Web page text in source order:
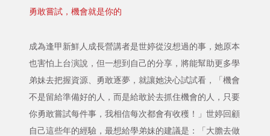
勇敢嘗試，機會就是你的
成為逢甲新鮮人成長營講者是世婷從沒想過的事，她原本
也害怕上台演說，但一想到自己的分享，將能幫助更多學
弟妹去把握資源、勇敢逐夢，就讓她決心試試看，「機會
不是留給準備好的人，而是給敢於去抓住機會的人，只要
你勇敢嘗試每件事，我相信每次都會有收穫！」世婷回顧
自己這些年的經驗，最想給學弟妹的建議是：「大膽去做